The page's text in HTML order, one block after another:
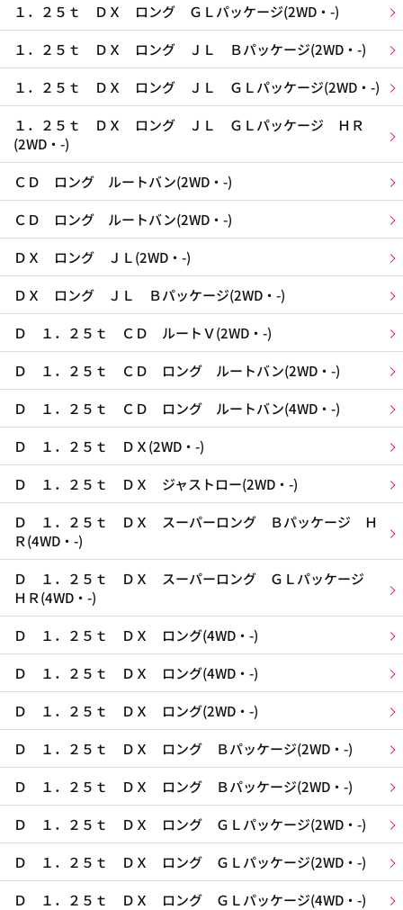
１．２５ｔ ＤＸ ロング ＧＬパッケージ(2WD・-)
１．２５ｔ ＤＸ ロング ＪＬ Ｂパッケージ(2WD・-)
１．２５ｔ ＤＸ ロング ＪＬ ＧＬパッケージ(2WD・-)
１．２５ｔ ＤＸ ロング ＪＬ ＧＬパッケージ ＨＲ
(2WD・-)
ＣＤ ロング ルートバン(2WD・-)
ＣＤ ロング ルートバン(2WD・-)
ＤＸ ロング ＪＬ(2WD・-)
ＤＸ ロング ＪＬ Ｂパッケージ(2WD・-)
Ｄ １．２５ｔ ＣＤ ルートＶ(2WD・-)
Ｄ １．２５ｔ ＣＤ ロング ルートバン(2WD・-)
Ｄ １．２５ｔ ＣＤ ロング ルートバン(4WD・-)
Ｄ １．２５ｔ ＤＸ(2WD・-)
Ｄ １．２５ｔ ＤＸ ジャストロー(2WD・-)
Ｄ １．２５ｔ ＤＸ スーパーロング Ｂパッケージ Ｈ
Ｒ(4WD・-)
Ｄ １．２５ｔ ＤＸ スーパーロング ＧＬパッケージ
ＨＲ(4WD・-)
Ｄ １．２５ｔ ＤＸ ロング(4WD・-)
Ｄ １．２５ｔ ＤＸ ロング(4WD・-)
Ｄ １．２５ｔ ＤＸ ロング(2WD・-)
Ｄ １．２５ｔ ＤＸ ロング Ｂパッケージ(2WD・-)
Ｄ １．２５ｔ ＤＸ ロング Ｂパッケージ(2WD・-)
Ｄ １．２５ｔ ＤＸ ロング ＧＬパッケージ(2WD・-)
Ｄ １．２５ｔ ＤＸ ロング ＧＬパッケージ(2WD・-)
Ｄ １．２５ｔ ＤＸ ロング ＧＬパッケージ(4WD・-)